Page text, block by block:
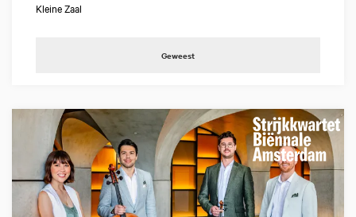
Kleine Zaal
Geweest